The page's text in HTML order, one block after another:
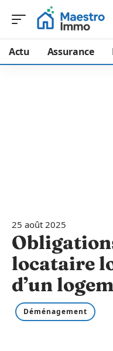
Actu Assurance
25 août 2025
locataire
d’un
Déménagement